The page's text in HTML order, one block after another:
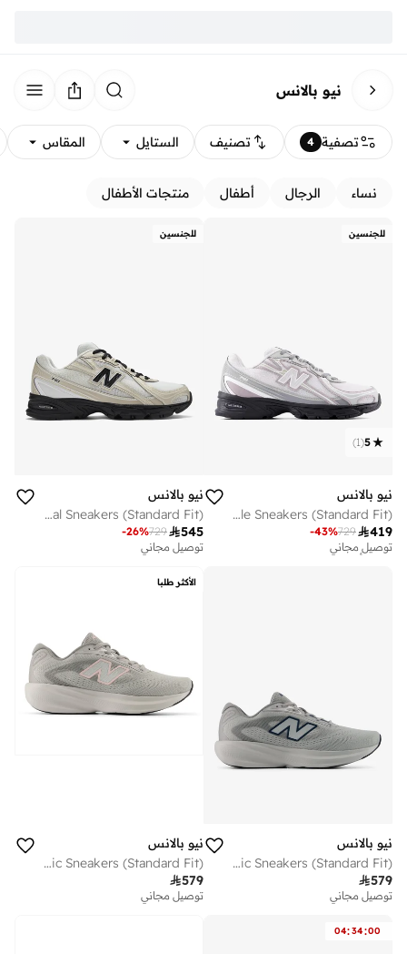
نيو بالانس
تصفية 4 تصنيف الستايل المقاس
نساء الرجال أطفال منتجات الأطفال
للجنسين
5
(
1
)
نيو بالانس
Unisex 740 Lifestyle Sneakers (Standard Fit)
419
729
-43%
توصيل مجاني
تم بيع أكثر من 50 مؤخرا
للجنسين
نيو بالانس
Unisex 740 casual Sneakers (Standard Fit)
545
729
-26%
توصيل مجاني
نيو بالانس
Men's Fresh Foam 680 v9 athletic Sneakers (Standard Fit)
579
توصيل مجاني
الأكثر طلبا
نيو بالانس
Women's 680 v9 athletic Sneakers (Standard Fit)
579
توصيل مجاني
04:34:00